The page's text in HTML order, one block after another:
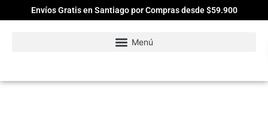
Envíos Gratis en Santiago por Compras desde $59.900